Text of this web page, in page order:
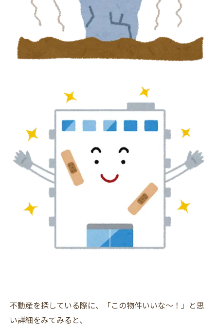
不動産を探している際に、「この物件いいな～！」と思
い詳細をみてみると、